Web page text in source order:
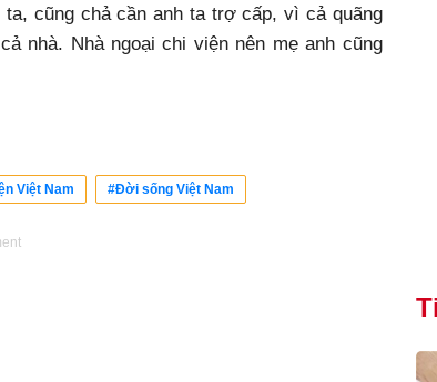
cũng chả cần anh ta trợ cấp, vì cả quãng
nhà. Nhà ngoại chi viện nên mẹ anh cũng
Việt Nam #Đời sống Việt Nam